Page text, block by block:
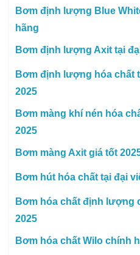
Bơm định lượng Blue
hãng
Bơm định lượng Axit tại
Bơm định lượng hóa chất
2025
Bơm màng khí nén hóa
2025
Bơm màng Axit giá tốt
Bơm hút hóa chất tại đại
Bơm hóa chất định lượng
2025
Bơm hóa chất Wilo chính